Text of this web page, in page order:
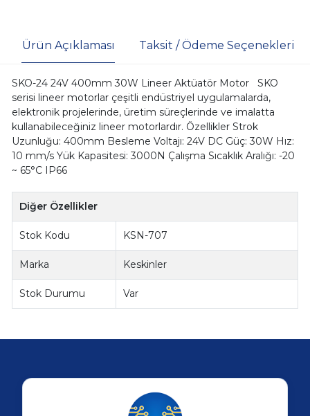
Ürün Açıklaması Taksit / Ödeme Seçenekleri
SKO-24 24V 400mm 30W Lineer Aktüatör Motor SKO
serisi lineer motorlar çeşitli endüstriyel uygulamalarda,
elektronik projelerinde, üretim süreçlerinde ve imalatta
kullanabileceğiniz lineer motorlardır. Özellikler Strok
Uzunluğu: 400mm Besleme Voltajı: 24V DC Güç: 30W Hız:
10 mm/s Yük Kapasitesi: 3000N Çalışma Sıcaklık Aralığı: -20
~ 65°C IP66
Diğer Özellikler
Stok Kodu KSN-707
Marka Keskinler
Stok Durumu Var